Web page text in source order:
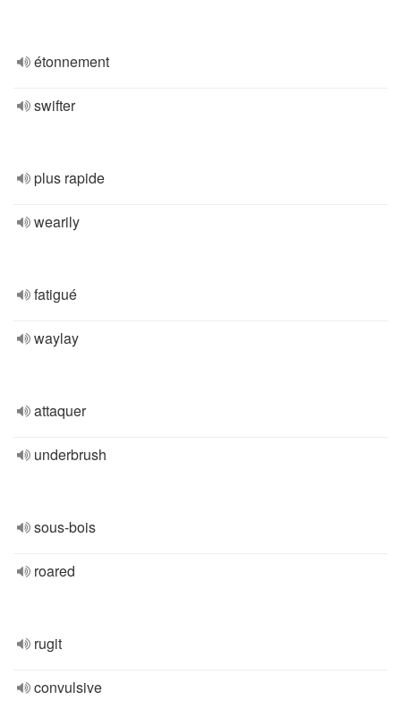
étonnement
swifter
plus rapide
wearily
fatigué
waylay
attaquer
underbrush
sous-bois
roared
rugit
convulsive